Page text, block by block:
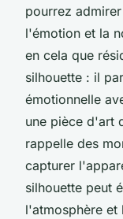
pourrez
l'émotion et la
en cela que
silhouette : il
émotionnelle
une pièce d'art
rappelle des
capturer
silhouette peut
l'atmosphère et